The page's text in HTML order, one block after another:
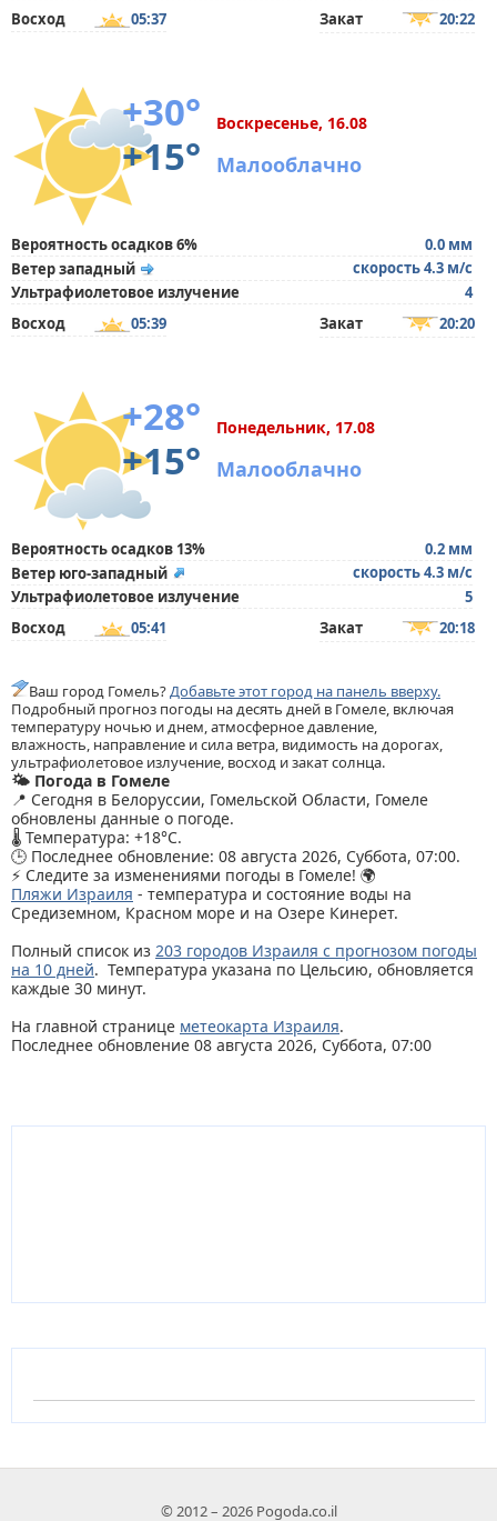
Восход
05:37 Закат 20:22
+30°
+15°
Воскресенье, 16.08
Малооблачно
Вероятность осадков 6%
0.0 мм
Ветер западный
скорость 4.3 м/с
Ультрафиолетовое излучение
4
Восход
05:39 Закат 20:20
+28°
+15°
Понедельник, 17.08
Малооблачно
Вероятность осадков 13%
0.2 мм
Ветер юго-западный
скорость 4.3 м/с
Ультрафиолетовое излучение
5
Восход
05:41 Закат 20:18
Ваш город Гомель?Добавьте этот город на панель вверху.
Подробный прогноз погоды на десять дней в Гомеле, включая
температуру ночью и днем, атмосферное давление,
влажность, направление и сила ветра, видимость на дорогах,
ультрафиолетовое излучение, восход и закат солнца.
🌤️ Погода в Гомеле
📍 Сегодня в Белоруссии, Гомельской Области, Гомеле
обновлены данные о погоде.
🌡️ Температура: +18°C.
🕒 Последнее обновление: 08 августа 2026, Суббота, 07:00.
⚡ Следите за изменениями погоды в Гомеле! 🌍
Пляжи Израиля - температура и состояние воды на
Средиземном, Красном море и на Озере Кинерет.
Полный список из 203 городов Израиля с прогнозом погоды
на 10 дней. Температура указана по Цельсию, обновляется
каждые 30 минут.
На главной странице метеокарта Израиля.
Последнее обновление 08 августа 2026, Суббота, 07:00
© 2012 – 2026 Pogoda.co.il